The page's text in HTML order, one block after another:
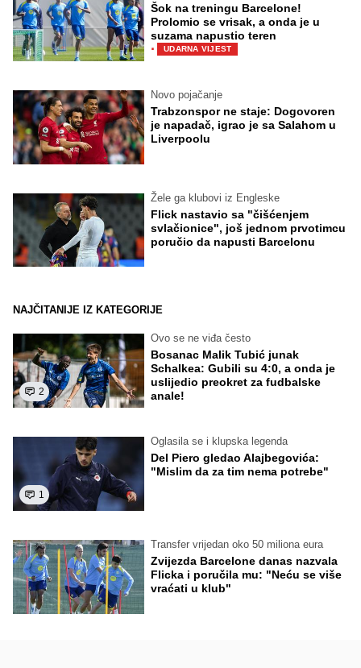
Šok na treningu Barcelone!
Prolomio se vrisak, a onda je u
suzama napustio teren
· UDARNA VIJEST
Novo pojačanje
Trabzonspor ne staje: Dogovoren
je napadač, igrao je sa Salahom u
Liverpoolu
Žele ga klubovi iz Engleske
Flick nastavio sa "čišćenjem
svlačionice", još jednom prvotimcu
poručio da napusti Barcelonu
NAJČITANIJE IZ KATEGORIJE
2
Ovo se ne viđa često
Bosanac Malik Tubić junak
Schalkea: Gubili su 4:0, a onda je
uslijedio preokret za fudbalske
anale!
1
Oglasila se i klupska legenda
Del Piero gledao Alajbegovića:
"Mislim da za tim nema potrebe"
Transfer vrijedan oko 50 miliona eura
Zvijezda Barcelone danas nazvala
Flicka i poručila mu: "Neću se više
vraćati u klub"